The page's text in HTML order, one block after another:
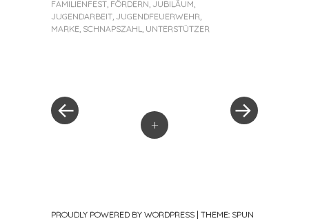
FAMILIENFEST, FÖRDERN, JUBILÄUM,
JUGENDARBEIT, JUGENDFEUERWEHR,
MARKE, SCHNAPSZAHL, UNTERSTÜTZER
+
PROUDLY POWERED BY WORDPRESS | THEME: SPUN